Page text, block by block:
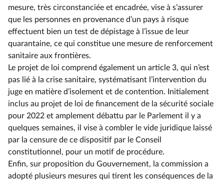
mesure, très circonstanciée et encadrée, vise à s’assurer
que les personnes en provenance d’un pays à risque
effectuent bien un test de dépistage à l’issue de leur
quarantaine, ce qui constitue une mesure de renforcement
sanitaire aux frontières.
Le projet de loi comprend également un article 3, qui n’est
pas lié à la crise sanitaire, systématisant l’intervention du
juge en matière d’isolement et de contention. Initialement
inclus au projet de loi de financement de la sécurité sociale
pour 2022 et amplement débattu par le Parlement il y a
quelques semaines, il vise à combler le vide juridique laissé
par la censure de ce dispositif par le Conseil
constitutionnel, pour un motif de procédure.
Enfin, sur proposition du Gouvernement, la commission a
adopté plusieurs mesures qui tirent les conséquences de la